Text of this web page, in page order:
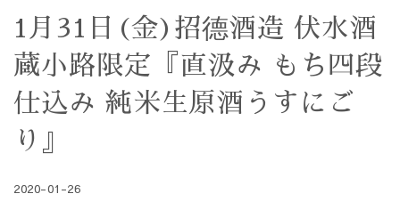
1月31日(金)招德酒造 伏水酒
蔵小路限定『直汲み もち四段
仕込み 純米生原酒うすにご
り』
2020-01-26